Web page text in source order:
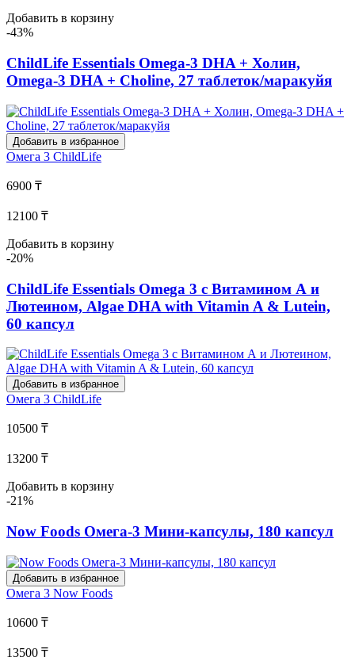
Добавить в корзину
-43%
ChildLife Essentials Omega-3 DHA + Холин,
Omega-3 DHA + Choline, 27 таблеток/маракуйя
Добавить в избранное
Омега 3 ChildLife
6900 ₸
12100 ₸
Добавить в корзину
-20%
ChildLife Essentials Omega 3 с Витамином А и
Лютеином, Algae DHA with Vitamin A & Lutein,
60 капсул
Добавить в избранное
Омега 3 ChildLife
10500 ₸
13200 ₸
Добавить в корзину
-21%
Now Foods Омега-3 Мини-капсулы, 180 капсул
Добавить в избранное
Омега 3 Now Foods
10600 ₸
13500 ₸